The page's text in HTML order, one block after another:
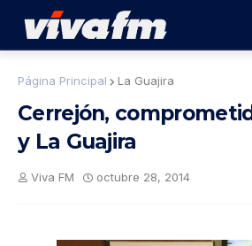
Página Principal La Guajira
Cerrejón,
y La Guajira
Viva FM octubre 28, 2014